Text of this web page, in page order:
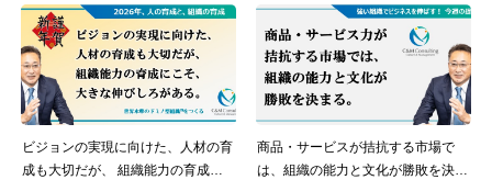
ビジョンの実現に向けた、人材の育
成も大切だが、 組織能力の育成に
商品・サービスが拮抗する市場で
は、組織の能力と文化が勝敗を決め